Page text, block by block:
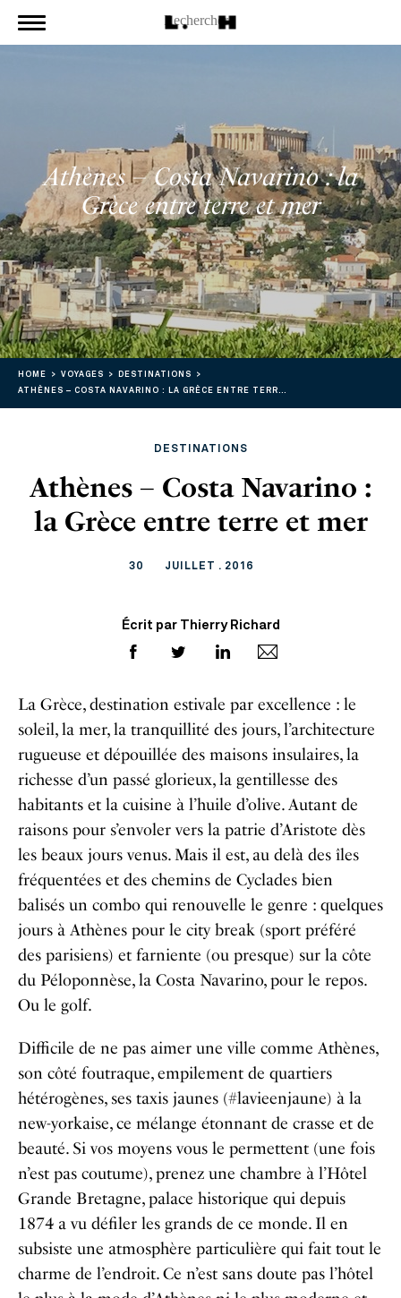
Athènes – Costa Navarino : la
Grèce entre terre et mer
HOME VOYAGES
DESTINATIONS
ATHÈNES – COSTA NAVARINO : LA GRÈCE ENTRE TERRE ET MER
DESTINATIONS
Athènes – Costa Navarino :
la Grèce entre terre et mer
30 JUILLET . 2016
Écrit par Thierry Richard
La Grèce, destination estivale par excellence : le
soleil, la mer, la tranquillité des jours, l’architecture
rugueuse et dépouillée des maisons insulaires, la
richesse d’un passé glorieux, la gentillesse des
habitants et la cuisine à l’huile d’olive. Autant de
raisons pour s’envoler vers la patrie d’Aristote dès
les beaux jours venus. Mais il est, au delà des îles
fréquentées et des chemins de Cyclades bien
balisés un combo qui renouvelle le genre : quelques
jours à Athènes pour le city break (sport préféré
des parisiens) et farniente (ou presque) sur la côte
du Péloponnèse, la Costa Navarino, pour le repos.
Ou le golf.
Difficile de ne pas aimer une ville comme Athènes,
son côté foutraque, empilement de quartiers
hétérogènes, ses taxis jaunes (#lavieenjaune) à la
new-yorkaise, ce mélange étonnant de crasse et de
beauté. Si vos moyens vous le permettent (une fois
n’est pas coutume), prenez une chambre à l’Hôtel
Grande Bretagne, palace historique qui depuis
1874 a vu défiler les grands de ce monde. Il en
subsiste une atmosphère particulière qui fait tout le
charme de l’endroit. Ce n’est sans doute pas l’hôtel